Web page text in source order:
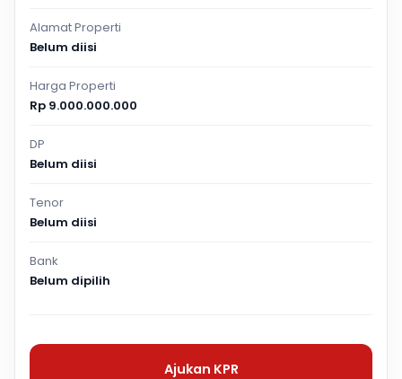
Alamat Properti
Belum diisi
Harga Properti
Rp 9.000.000.000
DP
Belum diisi
Tenor
Belum diisi
Bank
Belum dipilih
Ajukan KPR